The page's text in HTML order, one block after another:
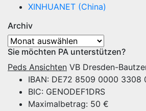
XINHUANET (China)
Archiv
Archiv
Sie möchten PA unterstützen?
Peds Ansichten VB Dresden-
IBAN: DE72 8509 0000 3308
BIC: GENODEF1DRS
Maximalbetrag: 50 €